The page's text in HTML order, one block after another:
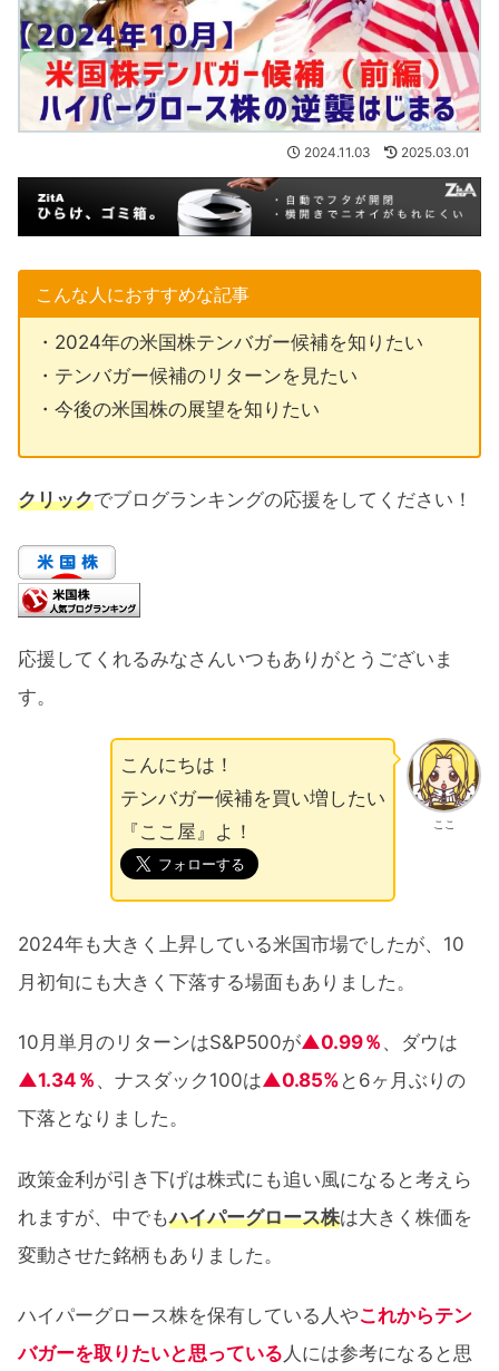
2024.11.03 2025.03.01
こんな人におすすめな記事
・2024年の米国株テンバガー候補を知りたい
・テンバガー候補のリターンを見たい
・今後の米国株の展望を知りたい
クリックでブログランキングの応援をしてください！
応援してくれるみなさんいつもありがとうございま
す。
ここ
こんにちは！
テンバガー候補を買い増したい
『ここ屋』よ！
2024年も大きく上昇している米国市場でしたが、10
月初旬にも大きく下落する場面もありました。
10月単月のリターンはS&P500が▲0.99％ 、ダウは
▲1.34％ 、ナスダック100は▲0.85% と6ヶ月ぶりの
下落となりました。
政策金利が引き下げは株式にも追い風になると考えら
れますが、中でもハイパーグロース株は大きく株価を
変動させた銘柄もありました。
ハイパーグロース株を保有している人やこれからテン
バガーを取りたいと思っている 人には参考になると思